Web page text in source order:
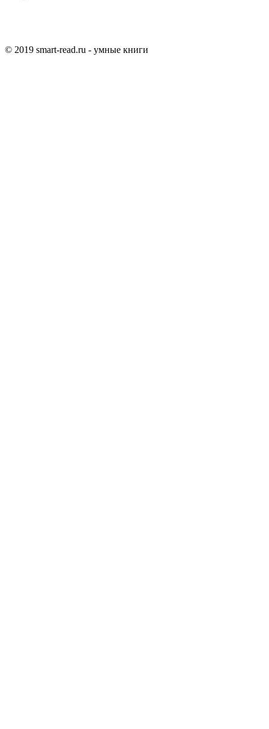
© 2019 smart-read.ru - умные книги